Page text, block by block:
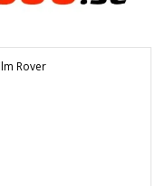
Rover